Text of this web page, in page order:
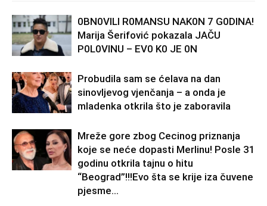
0BN0VlLl R0MANSU NAK0N 7 G0DlNA!
Marija Šerifović pokazala JAČU
P0L0VINU – EV0 K0 JE 0N
Probudila sam se ćelava na dan
sinovljevog vjenčanja – a onda je
mladenka otkrila što je zaboravila
Mreže gore zbog Cecinog priznanja
koje se neće dopasti Merlinu! Posle 31
godinu otkrila tajnu o hitu
“Beograd”!!!Evo šta se krije iza čuvene
pjesme...